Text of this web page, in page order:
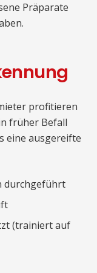
Präparate
profitieren
früher Befall
eine ausgereifte
durchgeführt
(trainiert auf